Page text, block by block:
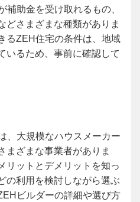
補助金を受け取れるもの、
どさまざまな種類がありま
るZEH住宅の条件は、地域
いるため、事前に確認して
、大規模なハウスメーカー
まざまな事業者がありま
リットとデメリットを知っ
の利用を検討しながら選ぶ
ビルダーの詳細や選び方